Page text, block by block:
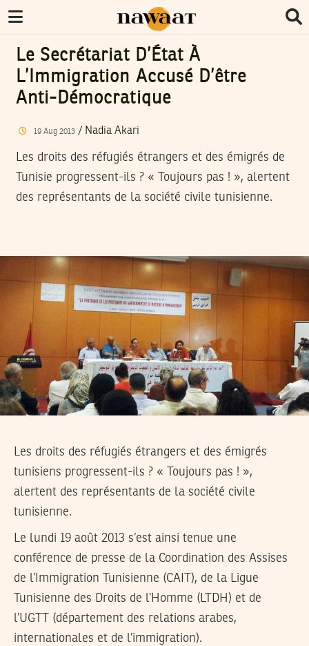
Le Secrétariat D’État À
L’Immigration Accusé D’être
Anti-Démocratique
19 Aug 2013/ Nadia Akari
Les droits des réfugiés étrangers et des émigrés de
Tunisie progressent-ils ? « Toujours pas ! », alertent
des représentants de la société civile tunisienne.
Les droits des réfugiés étrangers et des émigrés
tunisiens progressent-ils ? « Toujours pas ! »,
alertent des représentants de la société civile
tunisienne.
Le lundi 19 août 2013 s’est ainsi tenue une
conférence de presse de la Coordination des Assises
de l’Immigration Tunisienne (CAIT), de la Ligue
Tunisienne des Droits de l’Homme (LTDH) et de
l’UGTT (département des relations arabes,
internationales et de l’immigration).